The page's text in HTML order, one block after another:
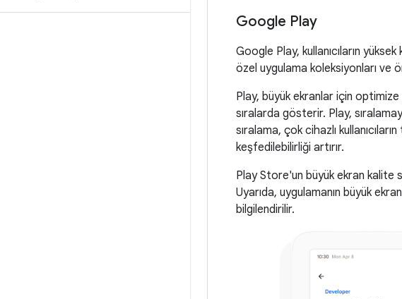
Google Play
Google Play, kullanıcıların
özel uygulama koleksiyonları ve
Play, büyük ekranlar için
sıralarda gösterir. Play,
sıralama, çok cihazlı
keşfedilebilirliği artırır.
Play Store'un büyük ekran kalite
Uyarıda, uygulamanın büyük
bilgilendirilir.